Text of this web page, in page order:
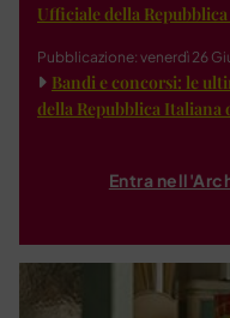
Ufficiale della
Pubblicazione: venerdì 26
Bandi e concorsi: le
della Repubblica Italiana
Entra